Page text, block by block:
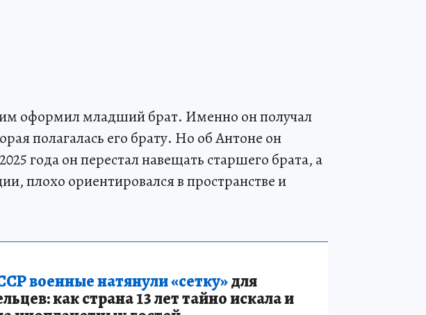
оформил младший брат. Именно он получал
полагалась его брату. Но об Антоне он
года он перестал навещать старшего брата, а
плохо ориентировался в пространстве и
военные натянули «сетку»для
как страна 13 лет тайно искала и